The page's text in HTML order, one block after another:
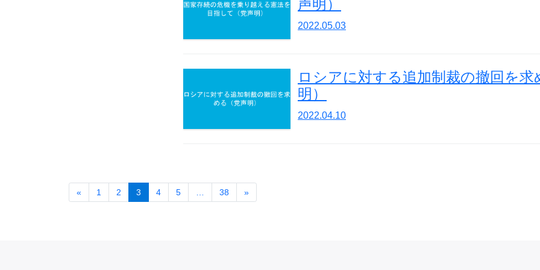
声明）
2022.05.03
ロシアに対する追加制裁の撤回を求
明）
2022.04.10
« 1 2 3 4 5 38 »